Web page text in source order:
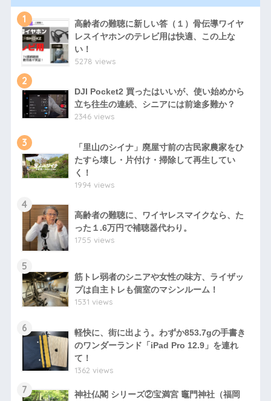
1
高齢者の難聴に新しい答（１）骨伝導ワイヤ
レスイヤホンのテレビ用は快適、この上な
い！
5278 views
2
DJI Pocket2 買ったはいいが、使い始めから
立ち往生の連続、シニアには前途多難か？
2346 views
3
「里山のシイナ」廃屋寸前の古民家農家をひ
たすら壊し・片付け・掃除して再生してい
く！
1994 views
4
高齢者の難聴に、ワイヤレスマイクなら、た
った１.6万円で補聴器代わり。
1755 views
5
筋トレ弱者のシニアや女性の味方、ライザッ
プは自主トレも個室のマシンルーム！
1531 views
6
軽快に、街に出よう。わずか853.7gの手書き
のワンダーランド「iPad Pro 12.9」を連れ
て！
1362 views
7
神社仏閣 シリーズ②宝満宮 竈門神社（福岡